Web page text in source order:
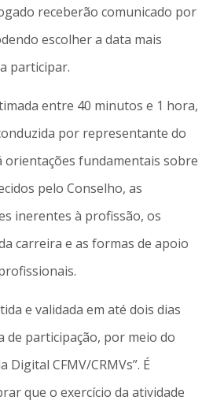
receberão comunicado por
escolher a data mais
participar.
entre 40 minutos e 1 hora,
por representante do
orientações fundamentais sobre
pelo Conselho, as
inerentes à profissão, os
carreira e as formas de apoio
e validada em até dois dias
de participação, por meio do
Digital CFMV/CRMVs”. É
que o exercício da atividade